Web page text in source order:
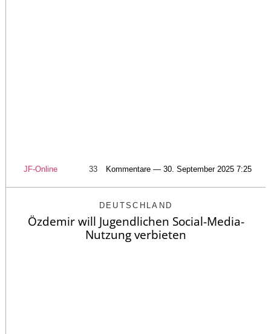
JF-Online 33 Kommentare — 30. September 2025 7:25
DEUTSCHLAND
Özdemir will Jugendlichen Social-Media-
Nutzung verbieten